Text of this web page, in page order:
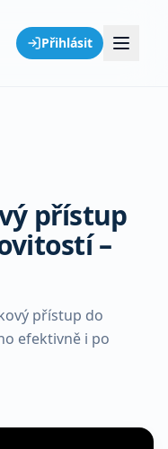
Přihlásit
přístup
–
přístup do
efektivně i po